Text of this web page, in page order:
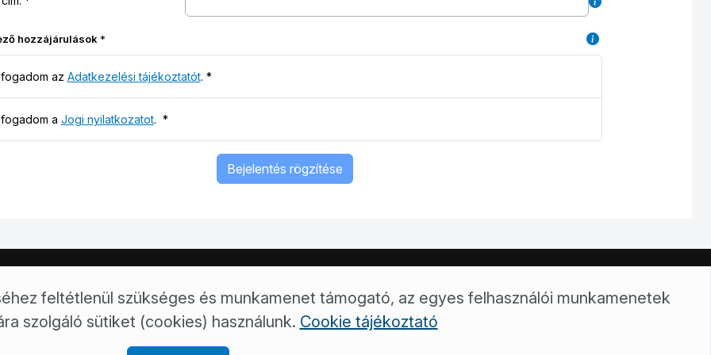
hozzájárulások *
az Adatkezelési tájékoztatót. *
a Jogi nyilatkozatot. *
Bejelentés rögzítése
feltétlenül szükséges és munkamenet támogató, az egyes felhasználói munkamenetek
szolgáló sütiket (cookies) használunk. Cookie tájékoztató